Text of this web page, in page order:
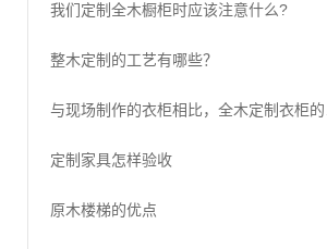
我们定制全木橱柜时应该注意什么?
整木定制的工艺有哪些？
定制家具怎样验收
原木楼梯的优点